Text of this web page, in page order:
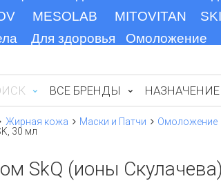
MESOLAB MITOVITAN
Для здоровья Омоложение
ВСЕ БРЕНДЫ НАЗНАЧЕНИЕ
Жирная кожа Маски и Патчи
Омоложение
30 мл
SkQ (ионы